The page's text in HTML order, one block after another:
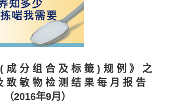
成 分 组 合 及 标 籤 ) 规 例 》 之
致 敏 物 检 测 结 果 每 月 报 告
（2016年9月）